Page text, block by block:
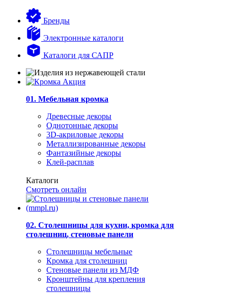
Бренды
Электронные каталоги
Каталоги для САПР
01. Мебельная кромка
Древесные декоры
Однотонные декоры
3D-акриловые декоры
Металлизированные декоры
Фантазийные декоры
Клей-расплав
Каталоги
Смотреть онлайн
02. Столешницы для кухни, кромка для
столешниц, стеновые панели
Столешницы мебельные
Кромка для столешниц
Стеновые панели из МДФ
Кронштейны для крепления
столешницы